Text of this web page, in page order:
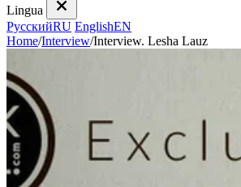
Lingua
РусскийRU EnglishEN
Home/Interview/Interview. Lesha Lauz